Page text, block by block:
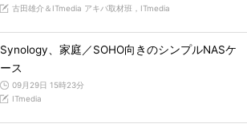
古田雄介＆ITmedia アキバ取材班，ITmedia
Synology、家庭／SOHO向きのシンプルNASケ
ース
09月29日 15時23分
ITmedia